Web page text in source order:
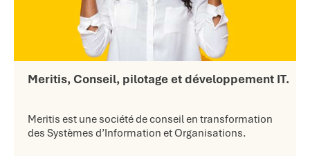
Meritis, Conseil, pilotage et développement IT.
Meritis est une société de conseil en transformation
des Systèmes d’Information et Organisations.